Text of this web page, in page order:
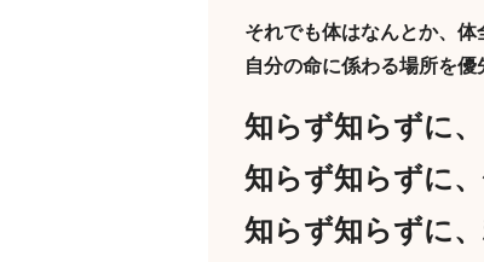
それでも体はなんとか、
自分の命に係わる場所を
知らず知らずに
知らず知らずに
知らず知らずに